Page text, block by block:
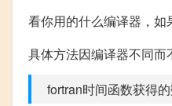
看你用的什么编译器，如
具体方法因编译器不同而
fortran时间函数获得